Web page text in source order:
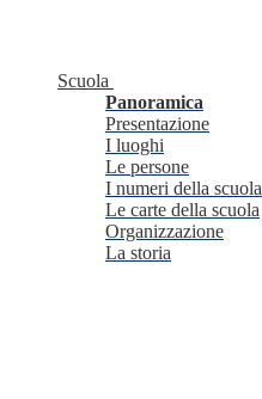
Scuola
Panoramica
Presentazione
I luoghi
Le persone
I numeri della scuola
Le carte della scuola
Organizzazione
La storia